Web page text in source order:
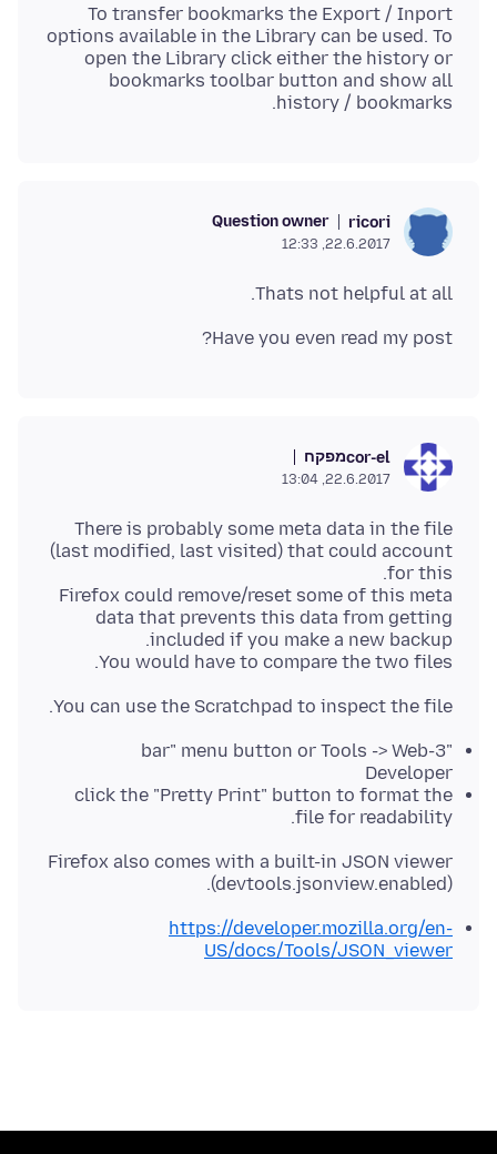
To transfer bookmarks the Export / Inport
options available in the Library can be used. To
open the Library click either the history or
bookmarks toolbar button and show all
history / bookmarks.
ricori
Question owner
22.6.2017, 12:33
Thats not helpful at all.
Have you even read my post?
cor-elמפקח
22.6.2017, 13:04
There is probably some meta data in the file
(last modified, last visited) that could account
Firefox could remove/reset some of this meta
data that prevents this data from getting
You would have to compare the two files.
You can use the Scratchpad to inspect the file.
"3-bar" menu button or Tools -> Web
Developer
click the "Pretty Print" button to format the
file for readability.
Firefox also comes with a built-in JSON viewer
(devtools.jsonview.enabled).
https://developer.mozilla.org/en-
US/docs/Tools/JSON_viewer